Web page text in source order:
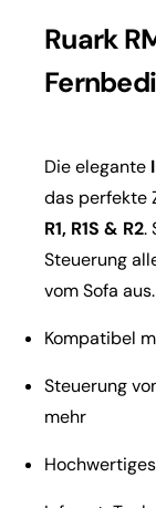
Ruark
Die elegante
das perfekte
R1, R1S & R2.
Steuerung
vom Sofa aus.
Kompatibel
Steuerung
mehr